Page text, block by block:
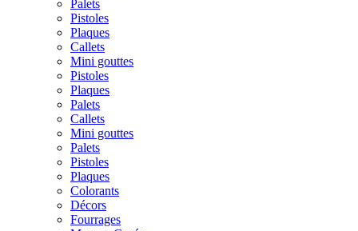
Palets
Pistoles
Plaques
Callets
Mini gouttes
Pistoles
Plaques
Palets
Callets
Mini gouttes
Palets
Pistoles
Plaques
Colorants
Décors
Fourrages